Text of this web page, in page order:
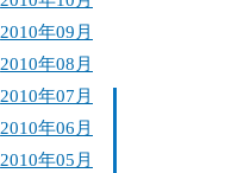
2010年09月
2010年08月
2010年07月
2010年06月
2010年05月